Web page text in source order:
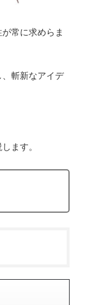
常に求めらま
、斬新なアイデ
ます。